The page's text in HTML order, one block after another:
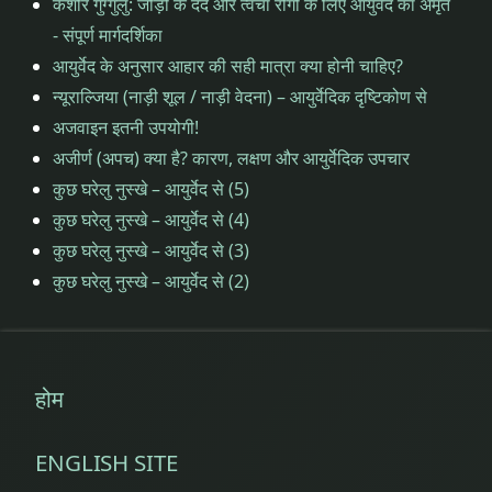
सुवर्णप्रधान
सुवर्णप्राशन
सुवर्णप्राशन
FAQ
सुवर्णप्राशन
सुवर्णप्राशन
शिविर तिथि
सोने
की
सुवर्णप्राशन
सुवर्णप्राशन
FAQ
सुवर्णप्राशन
आयुर्वेद
सुवर्णप्राशन
तिथियां
सुवर्णप्राशन
सोने
बूंदें
- संपूर्ण मार्गदर्शिका
आयुर्वेद के अनुसार आहार की सही मात्रा क्या होनी चाहिए?
न्यूराल्जिया (नाड़ी शूल / नाड़ी वेदना) – आयुर्वेदिक दृष्टिकोण से
अजवाइन इतनी उपयोगी!
अजीर्ण (अपच) क्या है? कारण, लक्षण और आयुर्वेदिक उपचार
कुछ घरेलु नुस्खे – आयुर्वेद से (5)
कुछ घरेलु नुस्खे – आयुर्वेद से (4)
कुछ घरेलु नुस्खे – आयुर्वेद से (3)
कुछ घरेलु नुस्खे – आयुर्वेद से (2)
होम
ENGLISH SITE